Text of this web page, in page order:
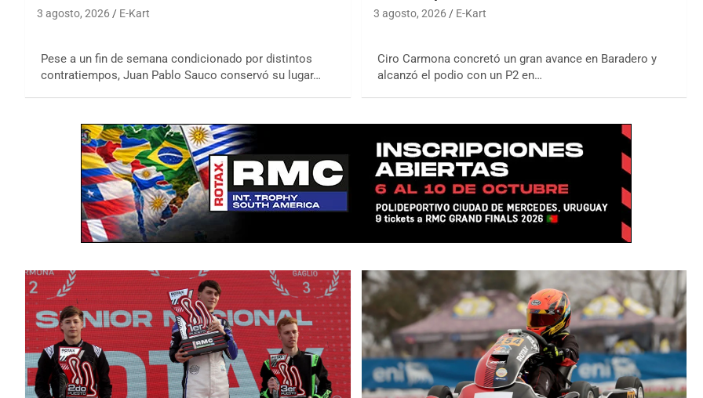
3 agosto, 2026 E-Kart
Pese a un fin de semana condicionado por distintos
contratiempos, Juan Pablo Sauco conservó su lugar…
3 agosto, 2026 E-Kart
Ciro Carmona concretó un gran avance en Baradero y
alcanzó el podio con un P2 en…